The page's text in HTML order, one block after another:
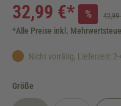
32,99 €* % 42,99
*Alle Preise inkl.
Nicht vorrätig, Lieferzeit: 2-
Größe